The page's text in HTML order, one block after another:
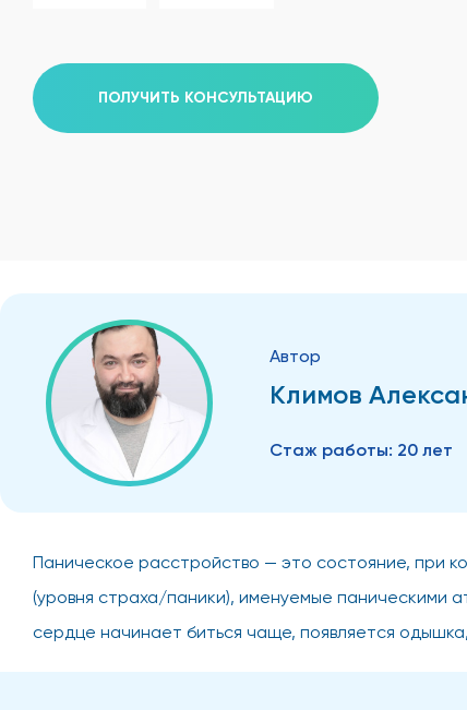
ПОЛУЧИТЬ КОНСУЛЬТАЦИЮ
Автор
Климов
Стаж работы: 20 лет
Паническое расстройство — это состояние, при
(уровня страха/паники), именуемые паническими
сердце начинает биться чаще, появляется